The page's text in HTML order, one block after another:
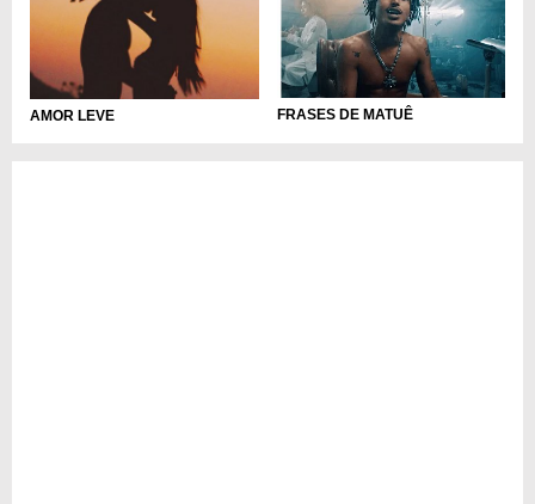
AMOR LEVE FRASES DE MATUÊ